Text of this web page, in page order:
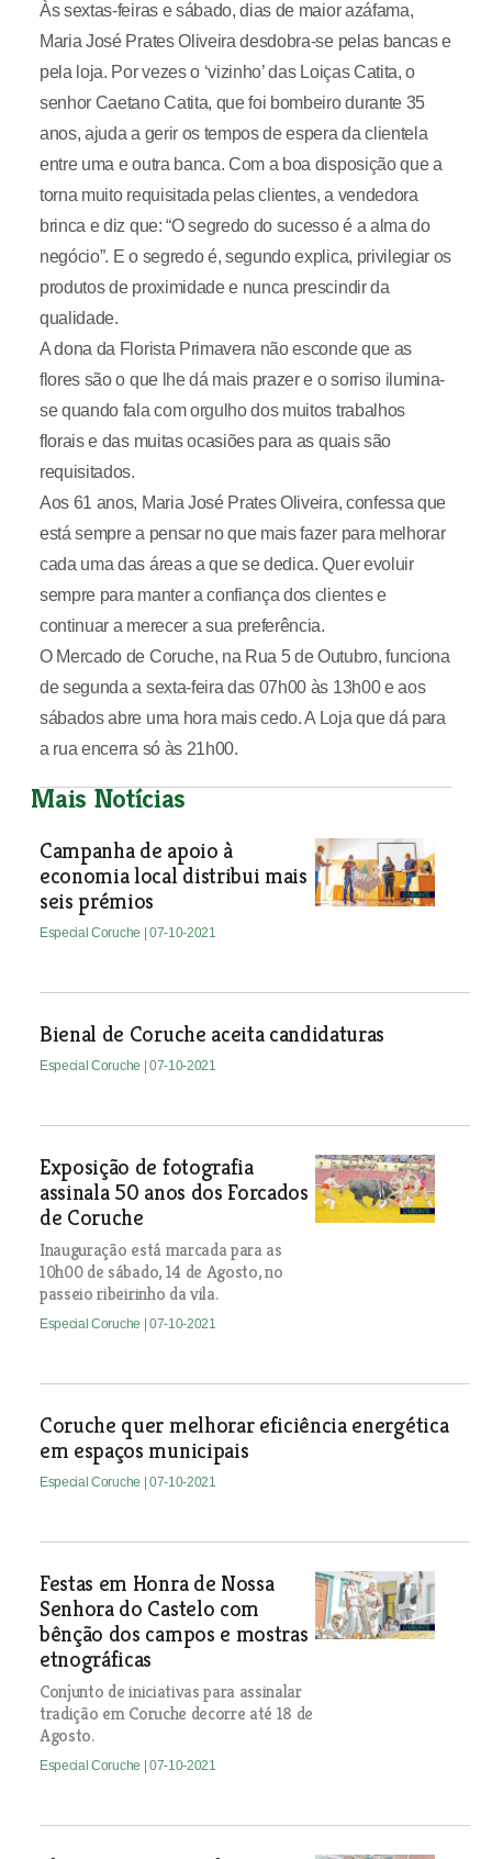
Às sextas-feiras e sábado, dias de maior azáfama,
Maria José Prates Oliveira desdobra-se pelas bancas e
pela loja. Por vezes o ‘vizinho’ das Loiças Catita, o
senhor Caetano Catita, que foi bombeiro durante 35
anos, ajuda a gerir os tempos de espera da clientela
entre uma e outra banca. Com a boa disposição que a
torna muito requisitada pelas clientes, a vendedora
brinca e diz que: “O segredo do sucesso é a alma do
negócio”. E o segredo é, segundo explica, privilegiar os
produtos de proximidade e nunca prescindir da
qualidade.
A dona da Florista Primavera não esconde que as
flores são o que lhe dá mais prazer e o sorriso ilumina-
se quando fala com orgulho dos muitos trabalhos
florais e das muitas ocasiões para as quais são
requisitados.
Aos 61 anos, Maria José Prates Oliveira, confessa que
está sempre a pensar no que mais fazer para melhorar
cada uma das áreas a que se dedica. Quer evoluir
sempre para manter a confiança dos clientes e
continuar a merecer a sua preferência.
O Mercado de Coruche, na Rua 5 de Outubro, funciona
de segunda a sexta-feira das 07h00 às 13h00 e aos
sábados abre uma hora mais cedo. A Loja que dá para
a rua encerra só às 21h00.
Mais Notícias
Campanha de apoio à
economia local distribui mais
seis prémios
Especial Coruche | 07-10-2021
Bienal de Coruche aceita candidaturas
Especial Coruche | 07-10-2021
Exposição de fotografia
assinala 50 anos dos Forcados
de Coruche
Inauguração está marcada para as
10h00 de sábado, 14 de Agosto, no
passeio ribeirinho da vila.
Especial Coruche | 07-10-2021
Coruche quer melhorar eficiência energética
em espaços municipais
Especial Coruche | 07-10-2021
Festas em Honra de Nossa
Senhora do Castelo com
bênção dos campos e mostras
etnográficas
Conjunto de iniciativas para assinalar
tradição em Coruche decorre até 18 de
Agosto.
Especial Coruche | 07-10-2021